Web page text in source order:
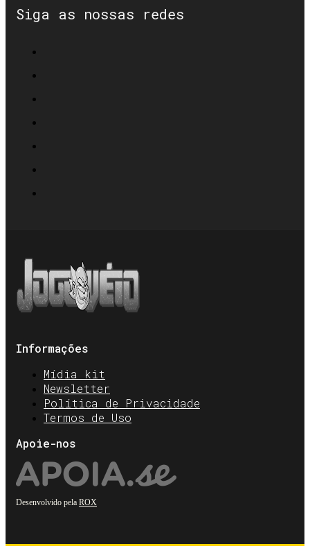
Siga as nossas redes
Informações
Mídia kit
Newsletter
Política de Privacidade
Termos de Uso
Apoie-nos
Desenvolvido pela ROX